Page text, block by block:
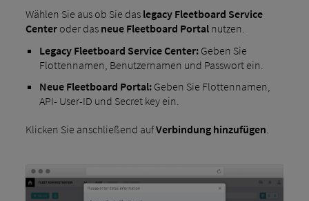
Wählen Sie aus ob Sie das legacy Fleetboard Service
Center oder das neue Fleetboard Portal nutzen.
Legacy Fleetboard Service Center: Geben Sie
Flottennamen, Benutzernamen und Passwort ein.
Neue Fleetboard Portal:Geben Sie Flottennamen,
API- User-ID und Secret key ein.
Klicken Sie anschließend aufVerbindung hinzufügen.